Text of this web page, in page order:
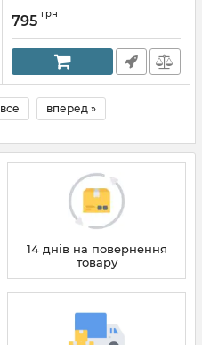
Артикул:
795 грн
все вперед »
14 днів на повернення
товару